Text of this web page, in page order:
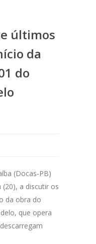
últimos
da
do
(Docas-PB)
a discutir os
da obra do
que opera